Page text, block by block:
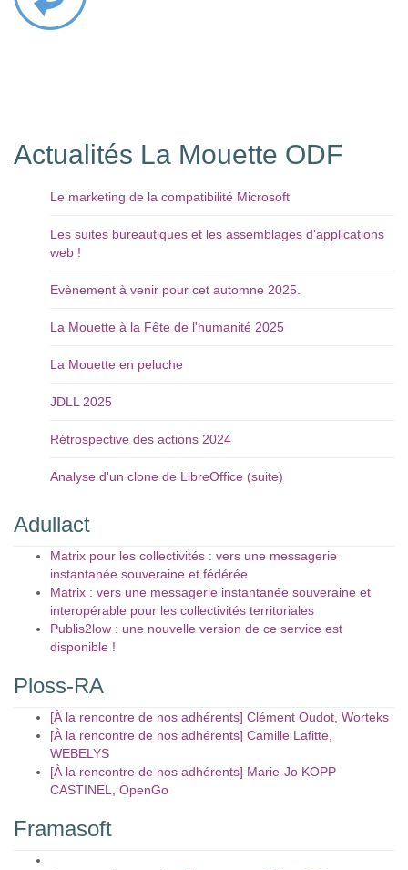
Actualités La Mouette ODF
Le marketing de la compatibilité Microsoft
Les suites bureautiques et les assemblages d'applications
web !
Evènement à venir pour cet automne 2025.
La Mouette à la Fête de l'humanité 2025
La Mouette en peluche
JDLL 2025
Rétrospective des actions 2024
Analyse d'un clone de LibreOffice (suite)
Adullact
Matrix pour les collectivités : vers une messagerie
instantanée souveraine et fédérée
Matrix : vers une messagerie instantanée souveraine et
interopérable pour les collectivités territoriales
Publis2low : une nouvelle version de ce service est
disponible !
Ploss-RA
[À la rencontre de nos adhérents] Clément Oudot, Worteks
[À la rencontre de nos adhérents] Camille Lafitte,
WEBELYS
[À la rencontre de nos adhérents] Marie-Jo KOPP
CASTINEL, OpenGo
Framasoft